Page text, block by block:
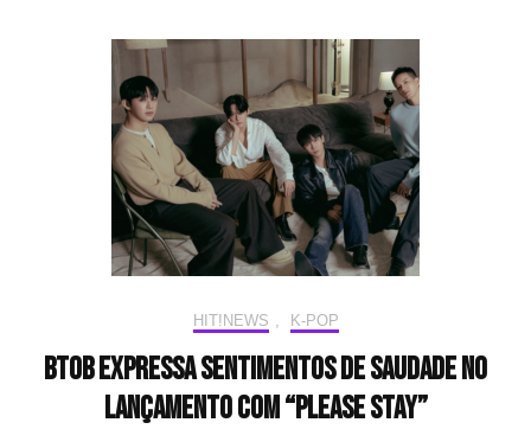
desencontros
vida
em
debut
solo
com
“Check
Pattern”
HIT!NEWS K-POP
BTOB expressa sentimentos de saudade no
lançamento com “Please Stay”